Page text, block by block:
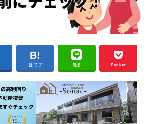
はてブ 送る Pocket